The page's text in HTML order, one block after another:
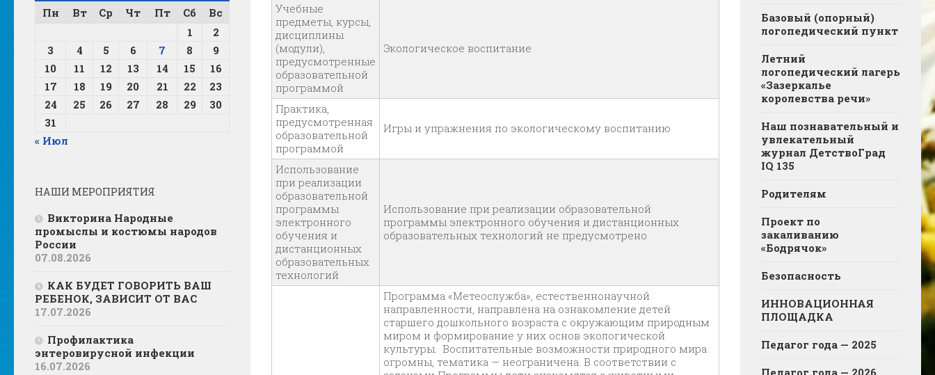
Учебные
предметы, курсы,
дисциплины
(модули),
предусмотренные
образовательной
программой
Экологическое воспитание
Практика,
предусмотренная
образовательной
программой
Игры и упражнения по экологическому воспитанию
Использование
при реализации
образовательной
программы
электронного
обучения и
дистанционных
образовательных
технологий
Использование при реализации образовательной
программы электронного обучения и дистанционных
образовательных технологий не предусмотрено
Программа «Метеослужба», естественнонаучной
направленности, направлена на ознакомление детей
старшего дошкольного возраста с окружающим природным
миром и формирование у них основ экологической
культуры. Воспитательные возможности природного мира
огромны, тематика — неограничена. В соответствии с
Пн
Вт Ср Чт Пт Сб
Вс
1
2
3
4 5 6 7 8
9
10
11 12 13 14 15
16
17
18 19 20 21 22
23
24
25 26 27 28 29
30
31
« Июл
НАШИ МЕРОПРИЯТИЯ
Викторина Народные
промыслы и костюмы народов
России
07.08.2026
КАК БУДЕТ ГОВОРИТЬ ВАШ
РЕБЕНОК, ЗАВИСИТ ОТ ВАС
17.07.2026
Профилактика
энтеровирусной инфекции
16.07.2026
Базовый (опорный)
логопедический пункт
Летний
логопедический лагерь
«Зазеркалье
королевства речи»
Наш познавательный и
увлекательный
журнал ДетствоГрад
IQ 135
Родителям
Проект по
закаливанию
«Бодрячок»
Безопасность
ИННОВАЦИОННАЯ
ПЛОЩАДКА
Педагог года — 2025
Педагог года — 2026